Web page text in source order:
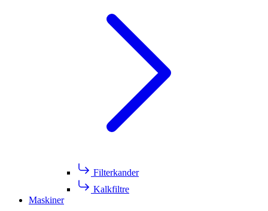
Filterkander
Kalkfiltre
Maskiner